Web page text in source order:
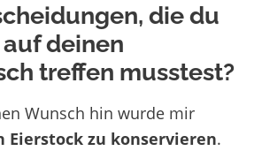
die du
deinen
treffen musstest?
Wunsch hin wurde mir
Eierstock zu konservieren.